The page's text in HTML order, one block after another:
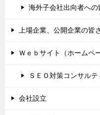
海外子会社出向者への
上場企業、公開企業の皆
Ｗｅｂサイト（ホームペ
ＳＥＯ対策コンサルテ
会社設立